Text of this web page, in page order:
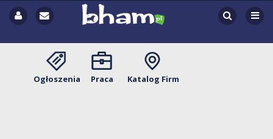
Ogłoszenia Praca Katalog Firm